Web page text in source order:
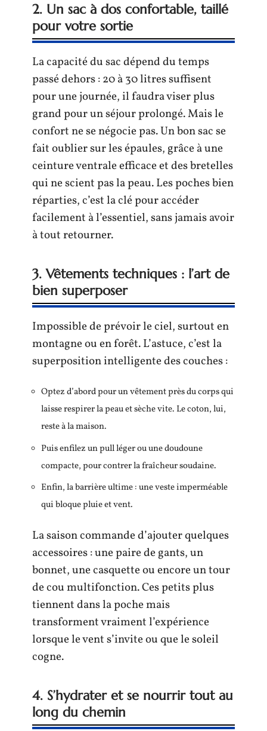
2. Un sac à dos confortable, taillé
pour votre sortie
La capacité du sac dépend du temps
passé dehors : 20 à 30 litres suffisent
pour une journée, il faudra viser plus
grand pour un séjour prolongé. Mais le
confort ne se négocie pas. Un bon sac se
fait oublier sur les épaules, grâce à une
ceinture ventrale efficace et des bretelles
qui ne scient pas la peau. Les poches bien
réparties, c’est la clé pour accéder
facilement à l’essentiel, sans jamais avoir
à tout retourner.
3. Vêtements techniques : l’art de
bien superposer
Impossible de prévoir le ciel, surtout en
montagne ou en forêt. L’astuce, c’est la
superposition intelligente des couches :
Optez d’abord pour un vêtement près du corps qui
laisse respirer la peau et sèche vite. Le coton, lui,
reste à la maison.
Puis enfilez un pull léger ou une doudoune
compacte, pour contrer la fraîcheur soudaine.
Enfin, la barrière ultime : une veste imperméable
qui bloque pluie et vent.
La saison commande d’ajouter quelques
accessoires : une paire de gants, un
bonnet, une casquette ou encore un tour
de cou multifonction. Ces petits plus
tiennent dans la poche mais
transforment vraiment l’expérience
lorsque le vent s’invite ou que le soleil
cogne.
4. S’hydrater et se nourrir tout au
long du chemin